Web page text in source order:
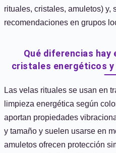
rituales, cristales, amuletos) y,
recomendaciones en grupos
Qué diferencias
cristales energéticos
Las velas rituales se usan en
limpieza energética según
aportan propiedades
y tamaño y suelen usarse en
amuletos ofrecen protección